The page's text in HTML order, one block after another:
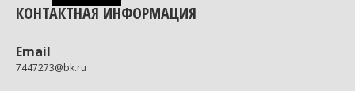
КОНТАКТНАЯ ИНФОРМАЦИЯ
Email
7447273@bk.ru